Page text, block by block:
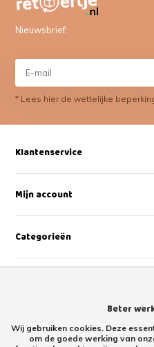
Nieuwsbrief:
* Lees hier de wettelijke
Klantenservice
Mijn account
Categorieën
Beter
Wij gebruiken cookies. Deze
om de goede werking van